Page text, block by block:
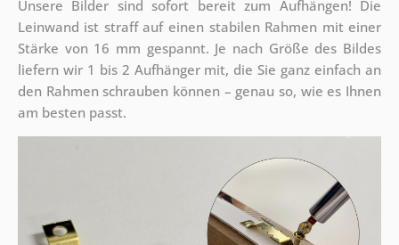
Unsere Bilder sind sofort bereit zum Aufhängen! Die
Leinwand ist straff auf einen stabilen Rahmen mit einer
Stärke von 16 mm gespannt. Je nach Größe des Bildes
liefern wir 1 bis 2 Aufhänger mit, die Sie ganz einfach an
den Rahmen schrauben können – genau so, wie es Ihnen
am besten passt.